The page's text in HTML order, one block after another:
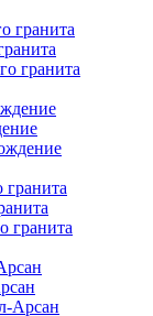
гранита
гранита
гранита
Арсан